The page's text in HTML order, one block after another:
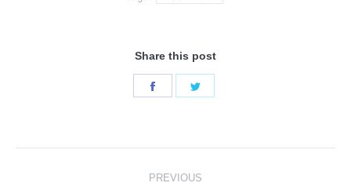
Share this post
Share
PREVIOUS